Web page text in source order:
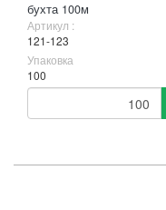
бухта 100м
Артикул :
121-123
Упаковка
100